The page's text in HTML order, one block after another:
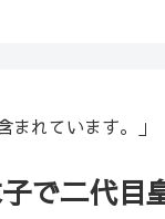
まれています。」
で二代目